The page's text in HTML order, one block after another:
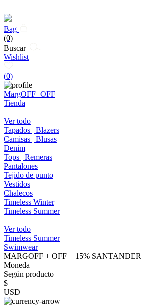
Bag
(0)
Buscar
Wishlist
(0)
MargOFF+OFF
Tienda
+
Ver todo
Tapados | Blazers
Camisas | Blusas
Denim
Tops | Remeras
Pantalones
Tejido de punto
Vestidos
Chalecos
Timeless Winter
Timeless Summer
+
Ver todo
Timeless Summer
Swimwear
MARGOFF + OFF + 15% SANTANDER
Moneda
Según producto
$
USD